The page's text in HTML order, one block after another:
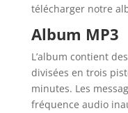
télécharger notre
Album MP3
L’album contient
divisées en trois
minutes. Les
fréquence audio